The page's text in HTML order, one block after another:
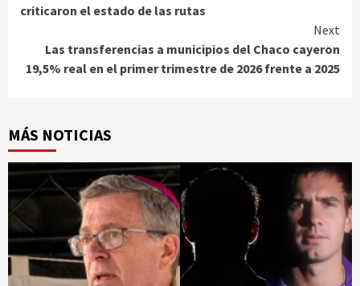
criticaron el estado de las rutas
Next
Las transferencias a municipios del Chaco cayeron
19,5% real en el primer trimestre de 2026 frente a 2025
MÁS NOTICIAS